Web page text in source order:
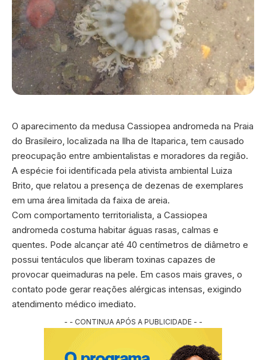
O aparecimento da medusa Cassiopea andromeda na Praia
do Brasileiro, localizada na Ilha de Itaparica, tem causado
preocupação entre ambientalistas e moradores da região.
A espécie foi identificada pela ativista ambiental Luiza
Brito, que relatou a presença de dezenas de exemplares
em uma área limitada da faixa de areia.
Com comportamento territorialista, a Cassiopea
andromeda costuma habitar águas rasas, calmas e
quentes. Pode alcançar até 40 centímetros de diâmetro e
possui tentáculos que liberam toxinas capazes de
provocar queimaduras na pele. Em casos mais graves, o
contato pode gerar reações alérgicas intensas, exigindo
atendimento médico imediato.
- - CONTINUA APÓS A PUBLICIDADE - -